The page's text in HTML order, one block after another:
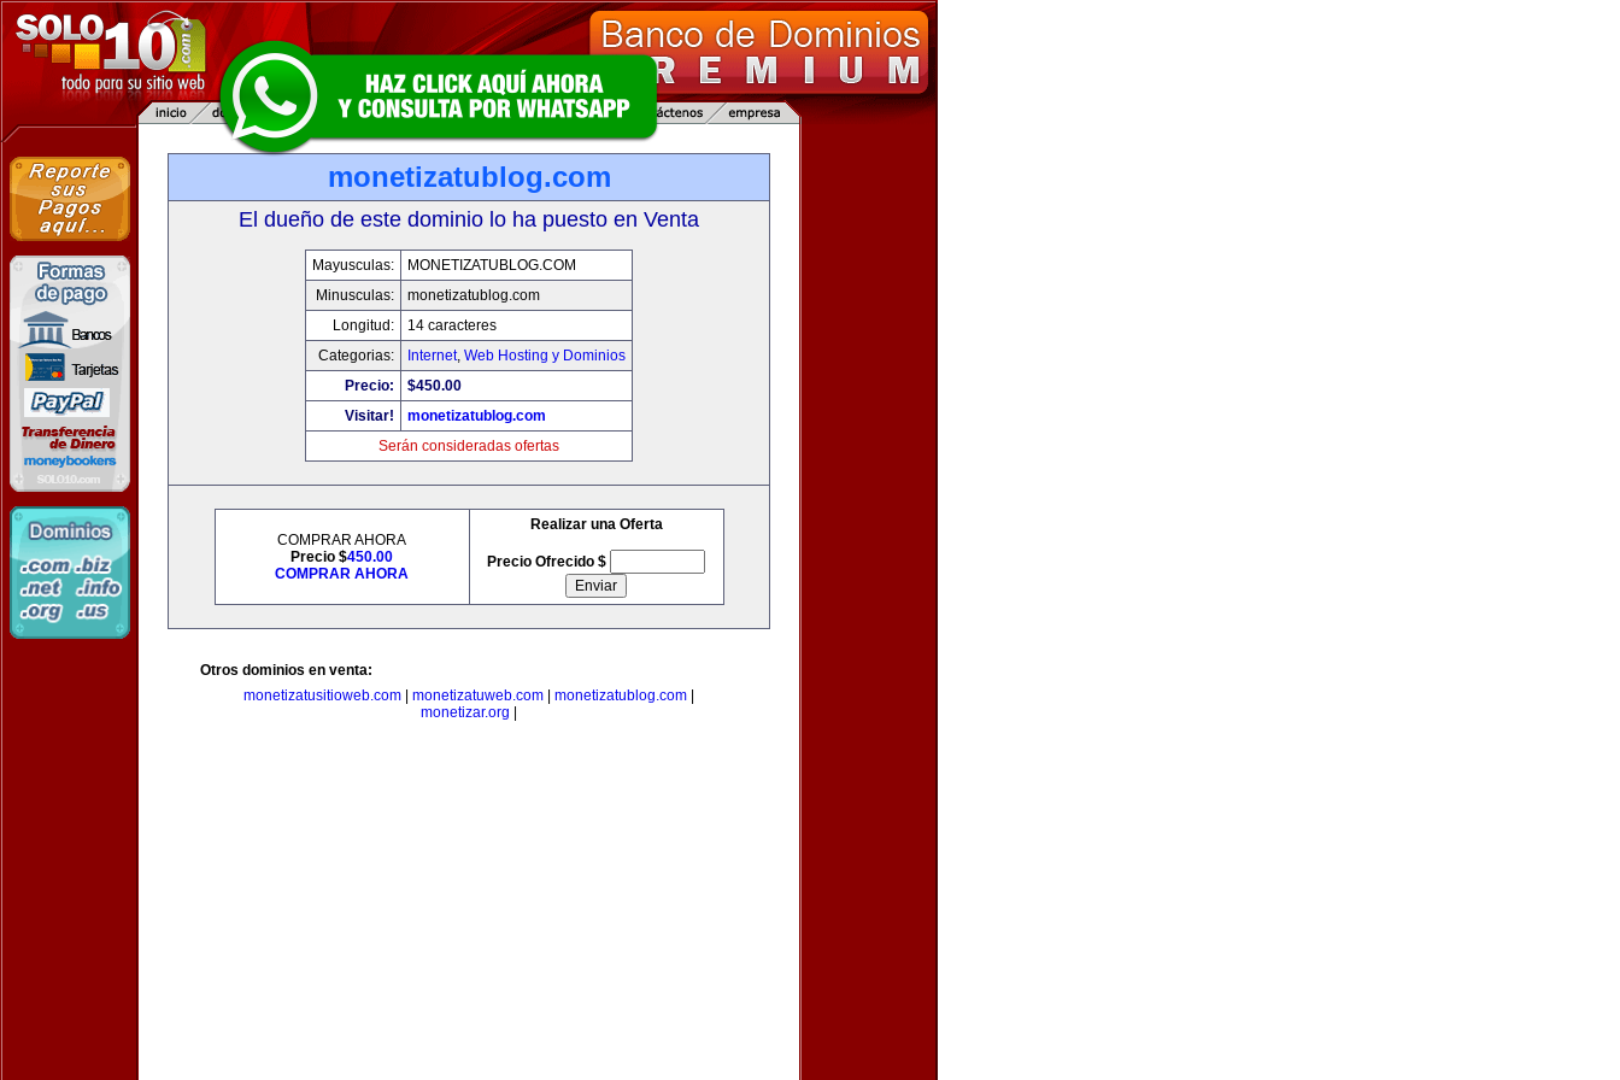
monetizatublog.com
El dueño de este dominio lo ha puesto en Venta
Mayusculas:
MONETIZATUBLOG.COM
Minusculas:
monetizatublog.com
Longitud:
14 caracteres
Categorias:
Internet, Web Hosting y Dominios
Precio:
$450.00
Visitar!
monetizatublog.com
Serán consideradas ofertas
COMPRAR AHORA
Precio $450.00
COMPRAR AHORA
Realizar una Oferta
Precio Ofrecido $
Otros dominios en venta:
monetizatusitioweb.com
monetizatuweb.com monetizatublog.com
monetizar.org